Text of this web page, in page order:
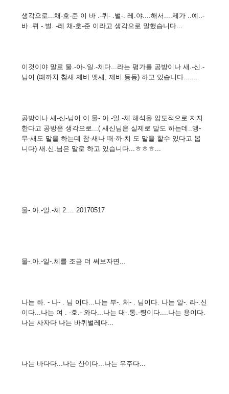
생각으로...채-호-준 이 바 .-퀴- .벌-. 레.야....해서....제가 ..예..-
바 .퀴 -.벌. -레 채-호-준 이라고 생각으로 말했습니다...
이것이야 말로 물.-아-.일.-체다...라는 평가를 공방이나 새.-신.-
님이 (때까치 참새 제비 멧새, 제비 등등) 하고 있습니다.......
공방이나 새-신-님이 이 물-.아.-일.-체 해석을 압도적으로 지지
한다고 공방은 생각으로...( 새신님은 실제로 말도 하는데..앵-
무-새도 말을 하는데 참-새나 때-까-치 도 말을 할수 있다고 봅
니다) 새.신.님은 말로 하고 있습니다...ㅎㅎㅎ...
물-.아.-일.-체 2.... 20170517
물-.아.-일-.체를 조금 더 써보자면...
나는 하. - 나- . 님 이다...나는 부-. 처- . 님이다. 나는 알-. 라-.신
이다...나는 여 . -호.- 와다...나는 대-.통.-령이다....나는 용이다.
나는 사자다 나는 바퀴벌레다...
나는 바다다...나는 산이다...나는 우주다...